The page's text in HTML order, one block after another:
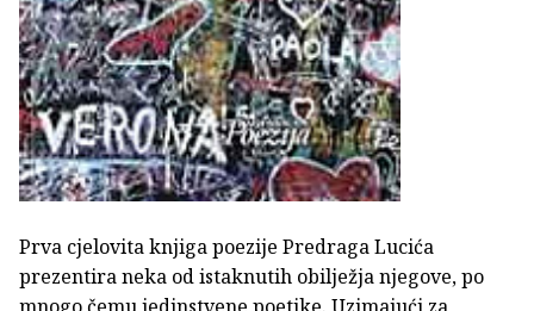
Prva cjelovita knjiga poezije Predraga Lucića
prezentira neka od istaknutih obilježja njegove, po